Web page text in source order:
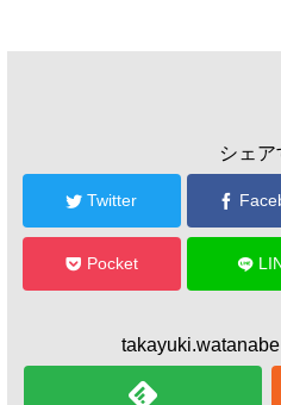
シェア
Twitter
Pocket